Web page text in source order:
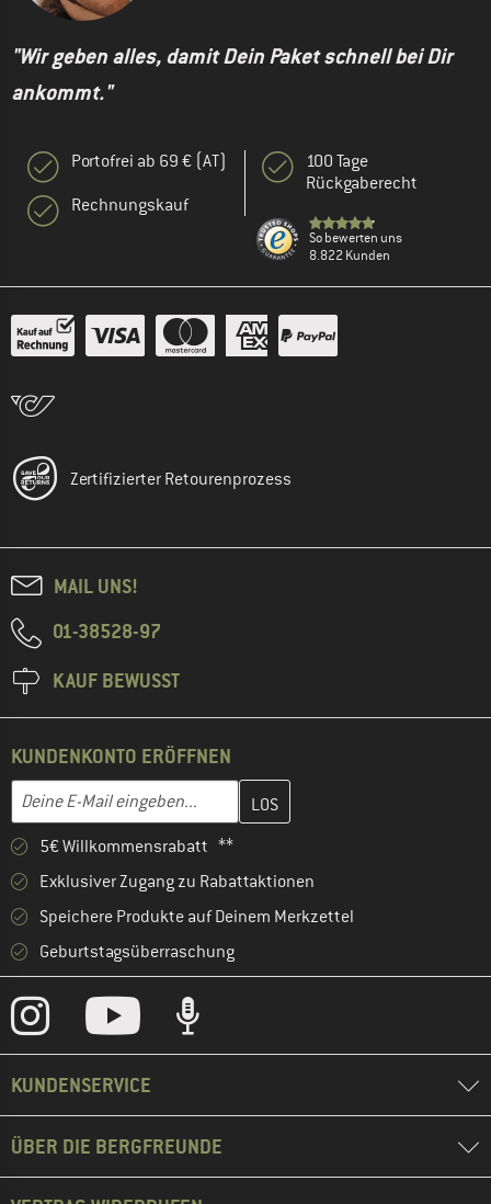
"Wir geben alles, damit Dein Paket schnell bei Dir
ankommt."
Portofrei ab 69 € (AT)
Rechnungskauf
100 Tage
Rückgaberecht
So bewerten uns
8.822 Kunden
Zertifizierter Retourenprozess
MAIL UNS!
01-38528-97
KAUF BEWUSST
KUNDENKONTO ERÖFFNEN
E-Mail-Adresse
Gib hier deine E-Mail-Adresse ein und erstelle im nächsten
5€ Willkommensrabatt **
Exklusiver Zugang zu Rabattaktionen
Speichere Produkte auf Deinem Merkzettel
Geburtstagsüberraschung
KUNDENSERVICE
ÜBER DIE BERGFREUNDE